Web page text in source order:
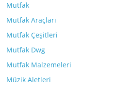
Mutfak
Mutfak Araçları
Mutfak Çeşitleri
Mutfak Dwg
Mutfak Malzemeleri
Müzik Aletleri